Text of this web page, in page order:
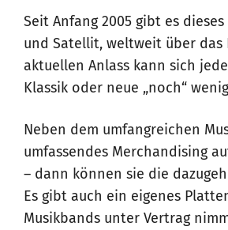
Seit Anfang 2005 gibt es
und Satellit, weltweit über das
aktuellen Anlass kann sich
Klassik oder neue „noch“
Neben dem umfangreichen
umfassendes Merchandising
– dann können sie die
Es gibt auch ein eigenes
Musikbands unter Vertrag